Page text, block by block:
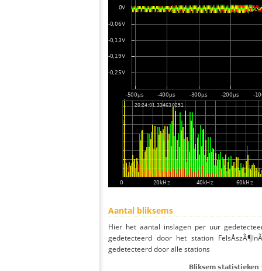
Aantal bliksems
Hier het aantal inslagen per uur
gedetecteerd door het station
gedetecteerd door alle stations